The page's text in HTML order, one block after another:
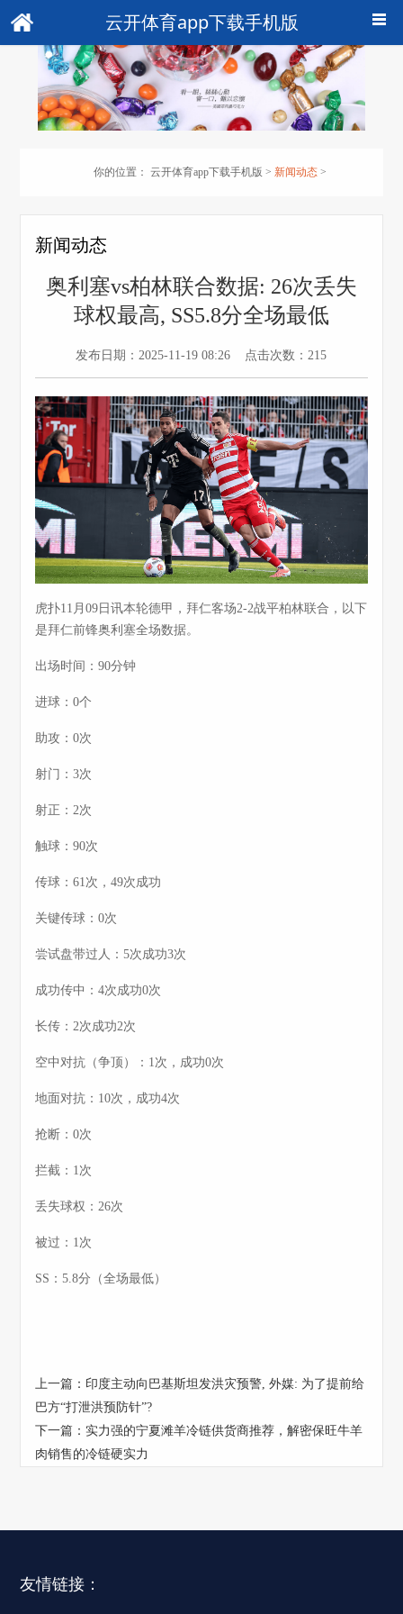
云开体育app下载手机版
你的位置： 云开体育app下载手机版 > 新闻动态>
新闻动态
奥利塞vs柏林联合数据: 26次丢失
球权最高, SS5.8分全场最低
发布日期：2025-11-19 08:26 点击次数：215
虎扑11月09日讯本轮德甲，拜仁客场2-2战平柏林联合，以下
是拜仁前锋奥利塞全场数据。
出场时间：90分钟
进球：0个
助攻：0次
射门：3次
射正：2次
触球：90次
传球：61次，49次成功
关键传球：0次
尝试盘带过人：5次成功3次
成功传中：4次成功0次
长传：2次成功2次
空中对抗（争顶）：1次，成功0次
地面对抗：10次，成功4次
抢断：0次
拦截：1次
丢失球权：26次
被过：1次
SS：5.8分（全场最低）
上一篇： 印度主动向巴基斯坦发洪灾预警, 外媒: 为了提前给
巴方“打泄洪预防针”?
下一篇： 实力强的宁夏滩羊冷链供货商推荐，解密保旺牛羊
肉销售的冷链硬实力
友情链接：